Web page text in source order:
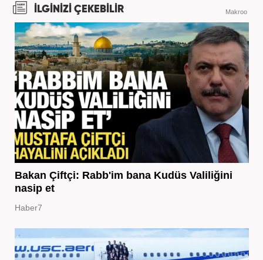
İLGİNİZİ ÇEKEBİLİR Makroo
Bakan Çiftçi: Rabb'im bana Kudüs Valiliğini
nasip et
Haber7